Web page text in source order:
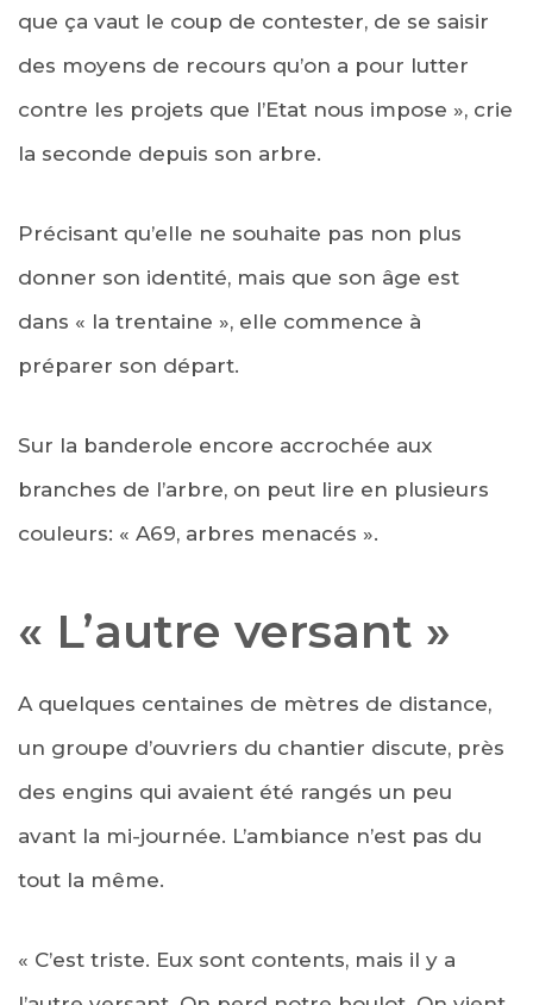
que ça vaut le coup de contester, de se saisir
des moyens de recours qu’on a pour lutter
contre les projets que l’Etat nous impose », crie
la seconde depuis son arbre.
Précisant qu’elle ne souhaite pas non plus
donner son identité, mais que son âge est
dans « la trentaine », elle commence à
préparer son départ.
Sur la banderole encore accrochée aux
branches de l’arbre, on peut lire en plusieurs
couleurs: « A69, arbres menacés ».
« L’autre versant »
A quelques centaines de mètres de distance,
un groupe d’ouvriers du chantier discute, près
des engins qui avaient été rangés un peu
avant la mi-journée. L’ambiance n’est pas du
tout la même.
« C’est triste. Eux sont contents, mais il y a